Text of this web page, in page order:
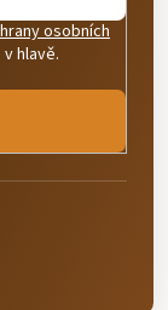
osobních
hlavě.